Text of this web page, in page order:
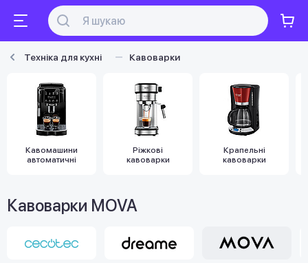
Техніка для кухні Кавоварки
Кавомашини
автоматичні
Ріжкові
кавоварки
Крапельні
кавоварки
Кавоварки MOVA